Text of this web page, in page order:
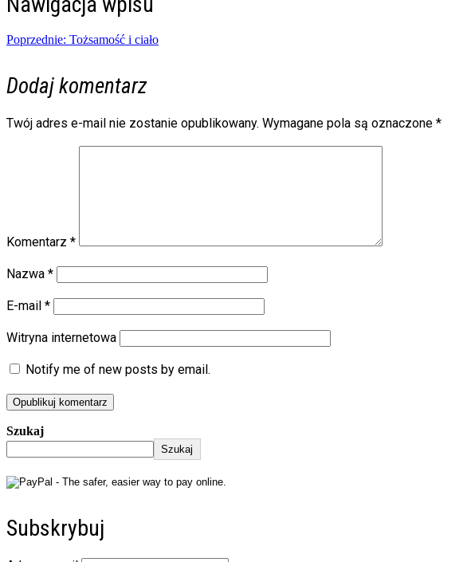
Poprzednie: Tożsamość i ciało
Dodaj komentarz
Twój adres e-mail nie zostanie opublikowany. Wymagane pola są oznaczone *
Komentarz *
Nazwa *
E-mail *
Witryna internetowa
Notify me of new posts by email.
Szukaj
Szukaj
Subskrybuj